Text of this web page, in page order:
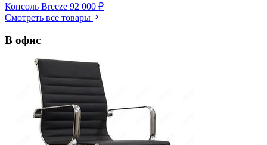
Консоль Breeze 92 000 ₽
Смотреть все товары
В офис